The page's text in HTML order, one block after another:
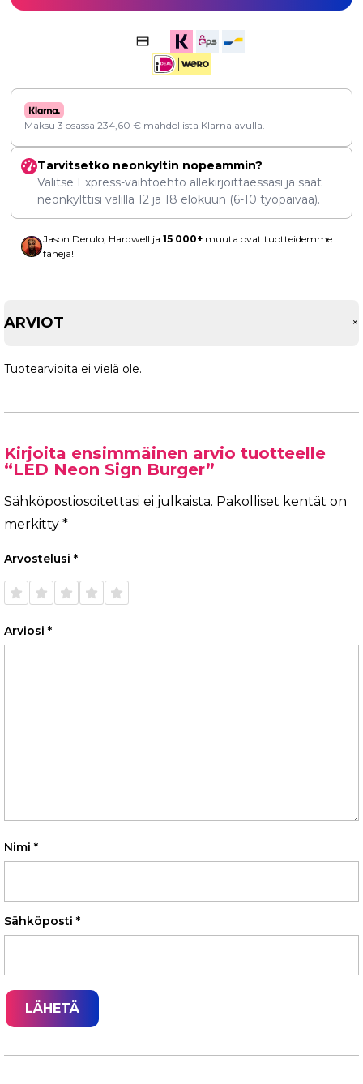
Maksu 3 osassa 234,60 € mahdollista Klarna avulla.
Tarvitsetko neonkyltin nopeammin?
Valitse Express-vaihtoehto allekirjoittaessasi ja saat
neonkylttisi välillä 12 ja 18 elokuun (6-10 työpäivää).
Jason Derulo, Hardwell ja 15 000+ muuta ovat tuotteidemme
faneja!
ARVIOT +
Tuotearvioita ei vielä ole.
Kirjoita ensimmäinen arvio tuotteelle
“LED Neon Sign Burger”
Sähköpostiosoitettasi ei julkaista. Pakolliset kentät on
merkitty *
Arvostelusi *
1/5
tähteä
2/5
tähteä
3/5
tähteä
4/5
tähteä
5/5
tähteä
Arviosi *
Nimi *
Sähköposti *